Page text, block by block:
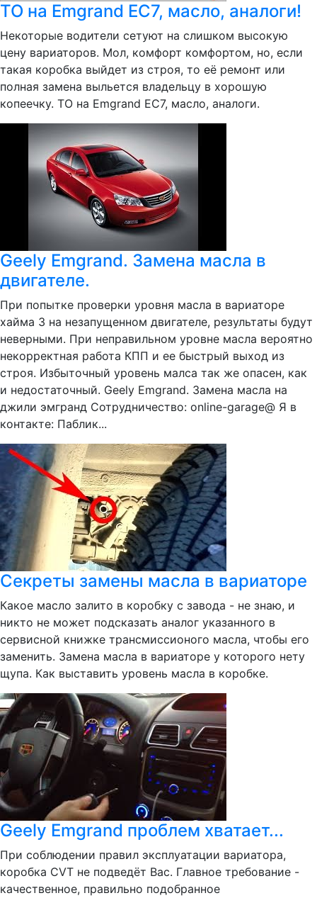
ТО на Emgrand EC7, масло, аналоги!
Некоторые водители сетуют на слишком высокую
цену вариаторов. Мол, комфорт комфортом, но, если
такая коробка выйдет из строя, то её ремонт или
полная замена выльется владельцу в хорошую
копеечку. ТО на Emgrand EC7, масло, аналоги.
Geely Emgrand. Замена масла в
двигателе.
При попытке проверки уровня масла в вариаторе
хайма 3 на незапущенном двигателе, результаты будут
неверными. При неправильном уровне масла вероятно
некорректная работа КПП и ее быстрый выход из
строя. Избыточный уровень малса так же опасен, как
и недостаточный. Geely Emgrand. Замена масла на
джили эмгранд Сотрудничество: online-garage@ Я в
контакте: Паблик...
Секреты замены масла в вариаторе
Какое масло залито в коробку с завода - не знаю, и
никто не может подсказать аналог указанного в
сервисной книжке трансмиссионого масла, чтобы его
заменить. Замена масла в вариаторе у которого нету
щупа. Как выставить уровень масла в коробке.
Geely Emgrand проблем хватает...
При соблюдении правил эксплуатации вариатора,
коробка CVT не подведёт Вас. Главное требование -
качественное, правильно подобранное